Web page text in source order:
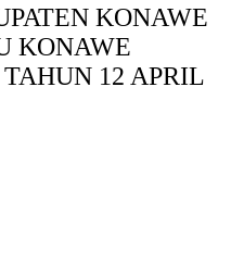
KONAWE
KONAWE
12 APRIL